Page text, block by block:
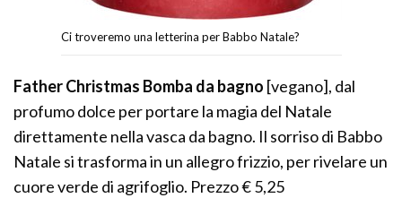
Ci troveremo una letterina per Babbo Natale?
Father Christmas Bomba da bagno [vegano], dal
profumo dolce per portare la magia del Natale
direttamente nella vasca da bagno. Il sorriso di Babbo
Natale si trasforma in un allegro frizzio, per rivelare un
cuore verde di agrifoglio. Prezzo € 5,25